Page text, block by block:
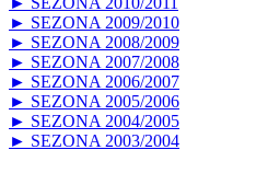
► SEZONA 2009/2010
► SEZONA 2008/2009
► SEZONA 2007/2008
► SEZONA 2006/2007
► SEZONA 2005/2006
► SEZONA 2004/2005
► SEZONA 2003/2004